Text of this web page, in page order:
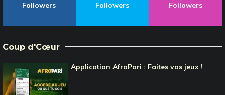
Followers
Followers
Followers
Coup d'Cœur
Application AfroPari : Faites vos jeux !